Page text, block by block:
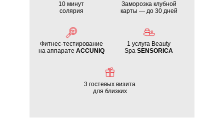
10 минут
солярия
Заморозка клубной
карты — до 30 дней
Фитнес-тестирование
на аппарате ACCUNIQ
1 услуга Beauty
Spa SENSORICA
3 гостевых визита
для близких